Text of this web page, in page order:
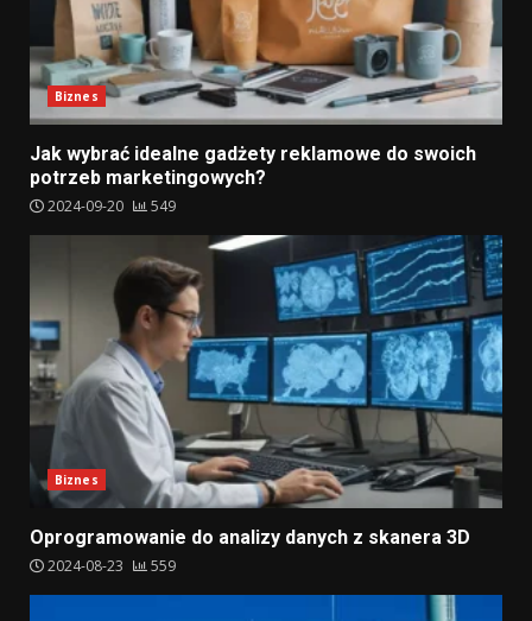
Biznes
Jak wybrać idealne gadżety reklamowe do swoich
potrzeb marketingowych?
2024-09-20 549
Biznes
Oprogramowanie do analizy danych z skanera 3D
2024-08-23 559